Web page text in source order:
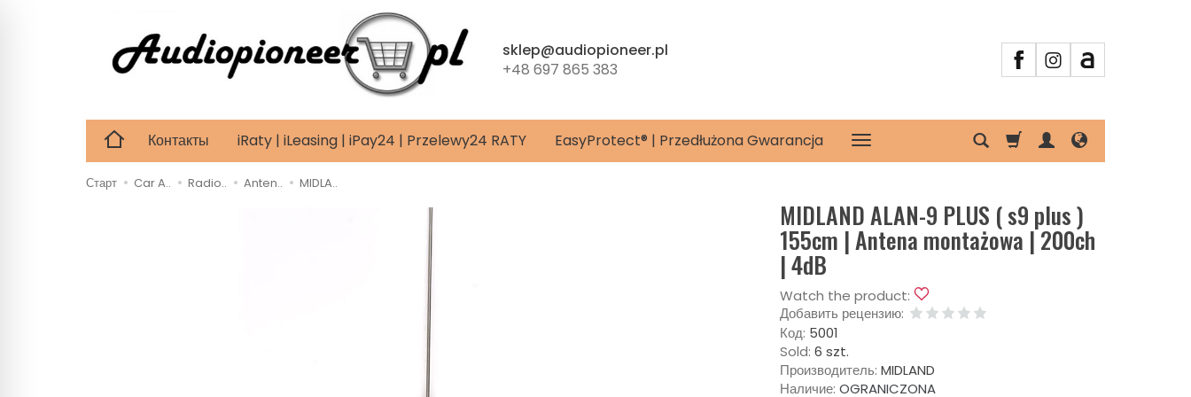
sklep@audiopioneer.pl
+48 697 865 383
Контакты iRaty | iLeasing | iPay24 | Przelewy24 RATY EasyProtect® | Przedłużona Gwarancja
Старт Car A.. Radio.. Anten.. MIDLA..
MIDLAND ALAN-9 PLUS ( s9 plus )
155cm | Antena montażowa | 200ch
| 4dB
Watch the product:
Добавить рецензию:
Код: 5001
Sold: 6 szt.
Производитель: MIDLAND
Наличие: OGRANICZONA